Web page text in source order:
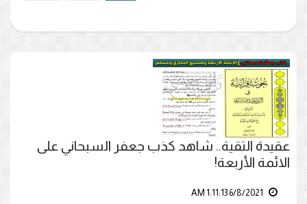
عقيدة التقية.. شاهد كذب جعفر السبحاني على
الائمة الأربعة!